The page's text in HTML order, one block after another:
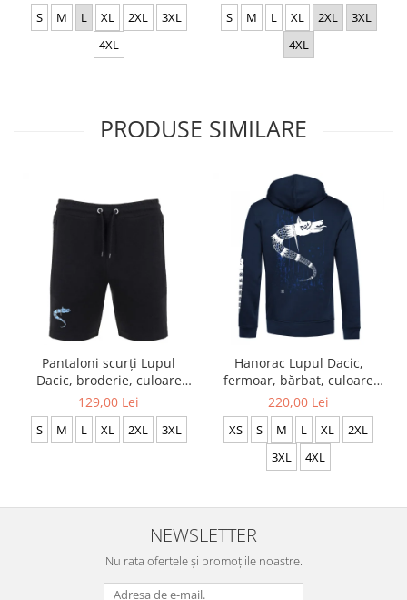
S M L XL 2XL
3XL
4XL
S M L XL 2XL
3XL
4XL
PRODUSE SIMILARE
Pantaloni scurți Lupul
Dacic, broderie, culoare
neagră CA16
129,00 Lei
S M L XL 2XL 3XL
Hanorac Lupul Dacic,
fermoar, bărbat, culoare
bleumarin, CH06
220,00 Lei
XS S M L XL
2XL
3XL
4XL
NEWSLETTER
Nu rata ofertele și promoțiile noastre.